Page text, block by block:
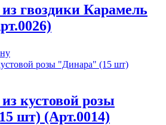
гвоздики Карамель
кустовой розы
шт) (Арт.0014)